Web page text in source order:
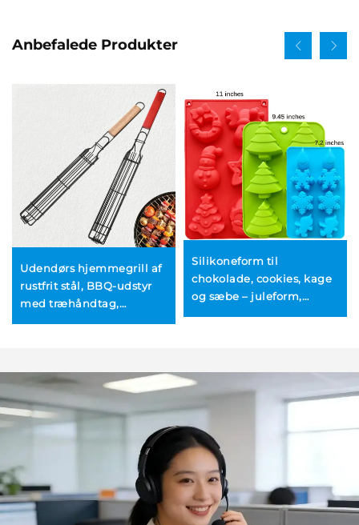
Anbefalede Produkter
Udendørs hjemmegrill af
rustfrit stål, BBQ-udstyr
med træhåndtag,
metalværktøjer i
kageform
Silikoneform til
chokolade, cookies, kage
og sæbe – juleform,